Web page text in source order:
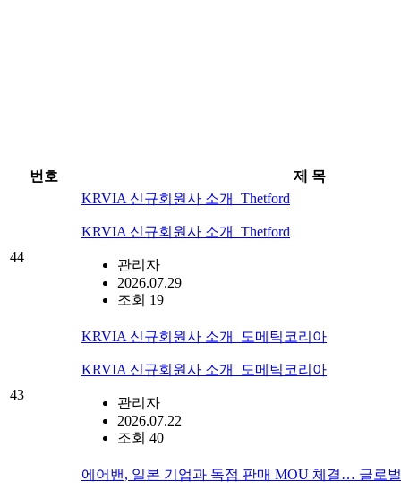
번호 제 목
44
KRVIA 신규회원사 소개_Thetford
KRVIA 신규회원사 소개_Thetford
관리자
2026.07.29
조회 19
43
KRVIA 신규회원사 소개_도메틱코리아
KRVIA 신규회원사 소개_도메틱코리아
관리자
2026.07.22
조회 40
에어밴, 일본 기업과 독점 판매 MOU 체결… 글로